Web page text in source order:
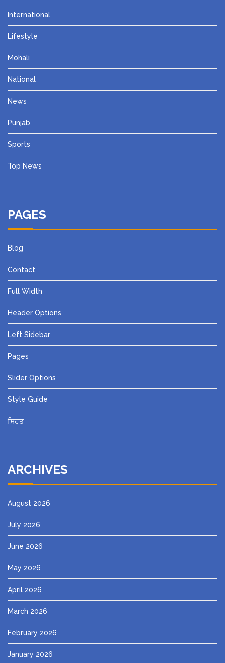
International
Lifestyle
Mohali
National
News
Punjab
Sports
Top News
PAGES
Blog
Contact
Full Width
Header Options
Left Sidebar
Pages
Slider Options
Style Guide
ਸਿਹਤ
ARCHIVES
August 2026
July 2026
June 2026
May 2026
April 2026
March 2026
February 2026
January 2026